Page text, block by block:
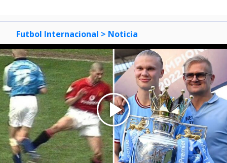
Futbol Internacional > Noticia